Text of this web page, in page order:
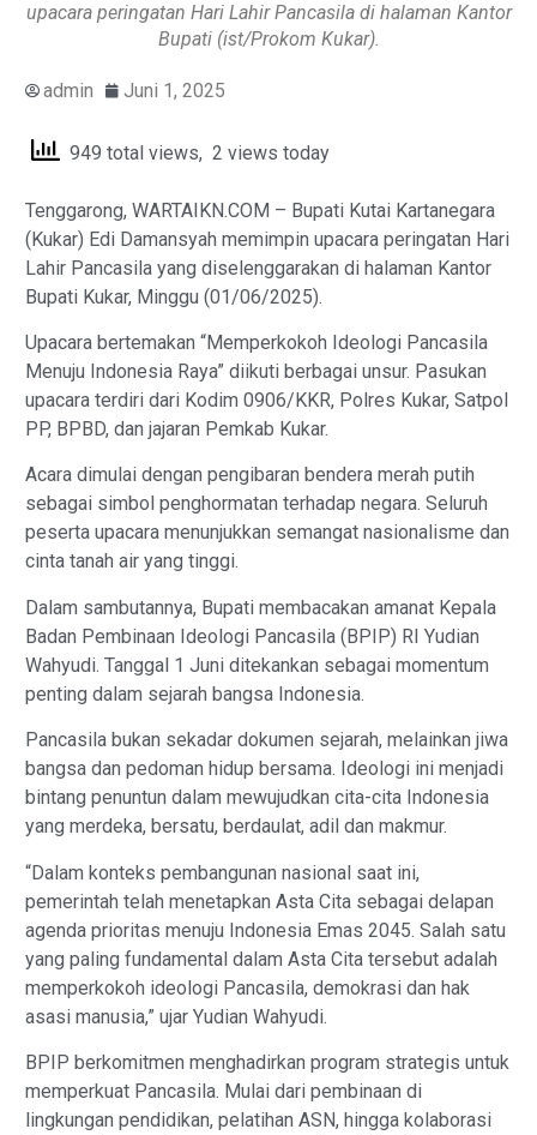
upacara peringatan Hari Lahir Pancasila di halaman Kantor
Bupati (ist/Prokom Kukar).
admin Juni 1, 2025
949 total views, 2 views today
Tenggarong, WARTAIKN.COM – Bupati Kutai Kartanegara
(Kukar) Edi Damansyah memimpin upacara peringatan Hari
Lahir Pancasila yang diselenggarakan di halaman Kantor
Bupati Kukar, Minggu (01/06/2025).
Upacara bertemakan “Memperkokoh Ideologi Pancasila
Menuju Indonesia Raya” diikuti berbagai unsur. Pasukan
upacara terdiri dari Kodim 0906/KKR, Polres Kukar, Satpol
PP, BPBD, dan jajaran Pemkab Kukar.
Acara dimulai dengan pengibaran bendera merah putih
sebagai simbol penghormatan terhadap negara. Seluruh
peserta upacara menunjukkan semangat nasionalisme dan
cinta tanah air yang tinggi.
Dalam sambutannya, Bupati membacakan amanat Kepala
Badan Pembinaan Ideologi Pancasila (BPIP) RI Yudian
Wahyudi. Tanggal 1 Juni ditekankan sebagai momentum
penting dalam sejarah bangsa Indonesia.
Pancasila bukan sekadar dokumen sejarah, melainkan jiwa
bangsa dan pedoman hidup bersama. Ideologi ini menjadi
bintang penuntun dalam mewujudkan cita-cita Indonesia
yang merdeka, bersatu, berdaulat, adil dan makmur.
“Dalam konteks pembangunan nasional saat ini,
pemerintah telah menetapkan Asta Cita sebagai delapan
agenda prioritas menuju Indonesia Emas 2045. Salah satu
yang paling fundamental dalam Asta Cita tersebut adalah
memperkokoh ideologi Pancasila, demokrasi dan hak
asasi manusia,” ujar Yudian Wahyudi.
BPIP berkomitmen menghadirkan program strategis untuk
memperkuat Pancasila. Mulai dari pembinaan di
lingkungan pendidikan, pelatihan ASN, hingga kolaborasi